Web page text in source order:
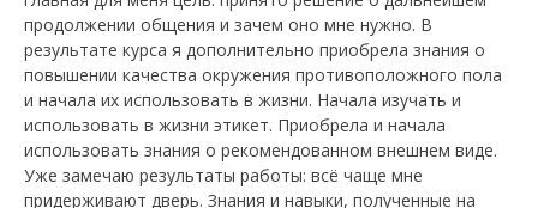
продолжении общения и зачем оно мне нужно. В
результате курса я дополнительно приобрела знания о
повышении качества окружения противоположного пола
и начала их использовать в жизни. Начала изучать и
использовать в жизни этикет. Приобрела и начала
использовать знания о рекомендованном внешнем виде.
Уже замечаю результаты работы: всё чаще мне
придерживают дверь. Знания и навыки, полученные на